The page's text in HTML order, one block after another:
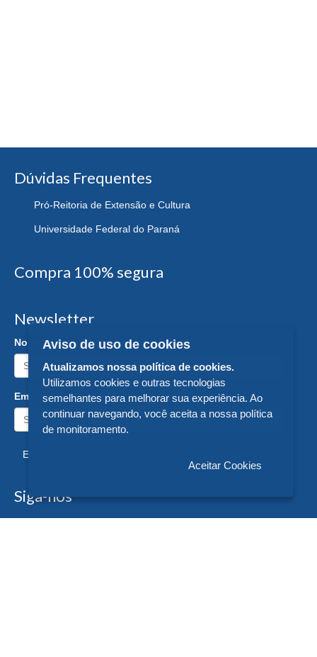
Dúvidas Frequentes
Pró-Reitoria de Extensão e Cultura
Universidade Federal do Paraná
Compra 100% segura
Newsletter
Nome:
Email:
Enviar
Siga-nos
Aviso de uso de cookies
Atualizamos nossa política de cookies.
Utilizamos cookies e outras tecnologias
semelhantes para melhorar sua experiência. Ao
continuar navegando, você aceita a nossa política
de monitoramento.
Aceitar Cookies